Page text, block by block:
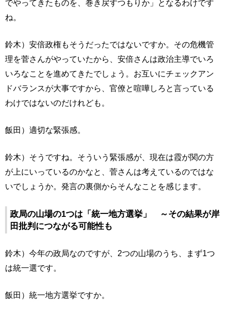
でやってきたものを、巻き戻すつもりか」となるわけです
ね。
鈴木）安倍政権もそうだったではないですか。その危機管
理を菅さんがやっていたから、安倍さんは政治主導でいろ
いろなことを進めてきたでしょう。お互いにチェックアン
ドバランスが大事ですから、官僚と喧嘩しろと言っている
わけではないのだけれども。
飯田）適切な緊張感。
鈴木）そうですね。そういう緊張感が、現在は霞が関の方
が上にいっているのかなと、菅さんは考えているのではな
いでしょうか。発言の裏側からそんなことを感じます。
政局の山場の1つは「統一地方選挙」 ～その結果が岸
田批判につながる可能性も
鈴木）今年の政局なのですが、2つの山場のうち、まず1つ
は統一選です。
飯田）統一地方選挙ですか。